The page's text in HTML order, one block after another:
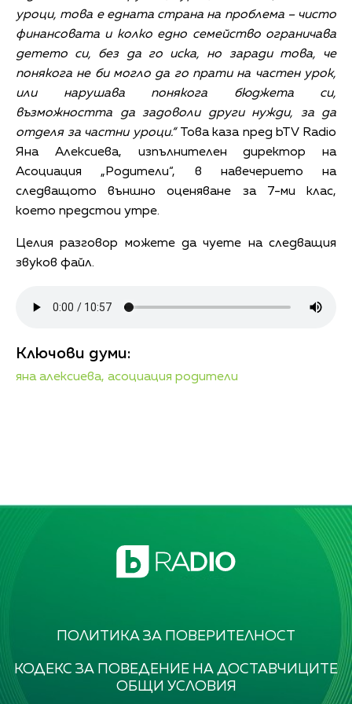
уроци, това е едната страна на проблема – чисто
финансовата и колко едно семейство ограничава
детето си, без да го иска, но заради това, че
понякога не би могло да го прати на частен урок,
или нарушава понякога бюджета си,
възможността да задоволи други нужди, за да
отделя за частни уроци.“Това каза пред bTV Radio
Яна Алексиева, изпълнителен директор на
Асоциация „Родители“, в навечерието на
следващото външно оценяване за 7-ми клас,
което предстои утре.
Целия разговор можете да чуете на следващия
звуков файл.
Ключови думи:
яна алексиева, асоциация родители
ПОЛИТИКА ЗА ПОВЕРИТЕЛНОСТ
КОДЕКС ЗА ПОВЕДЕНИЕ НА ДОСТАВЧИЦИТЕ
ОБЩИ УСЛОВИЯ